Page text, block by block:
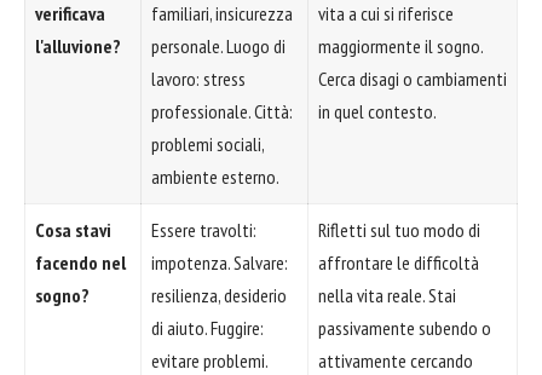
verificava
l'alluvione?
familiari, insicurezza
personale. Luogo di
lavoro: stress
professionale. Città:
problemi sociali,
ambiente esterno.
vita a cui si riferisce
maggiormente il sogno.
Cerca disagi o cambiamenti
in quel contesto.
Cosa stavi
facendo nel
sogno?
Essere travolti:
impotenza. Salvare:
resilienza, desiderio
di aiuto. Fuggire:
evitare problemi.
Rifletti sul tuo modo di
affrontare le difficoltà
nella vita reale. Stai
passivamente subendo o
attivamente cercando